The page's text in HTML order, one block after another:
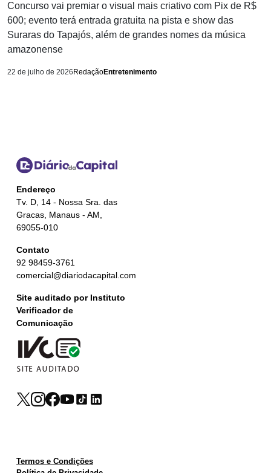
Concurso vai premiar o visual mais criativo com Pix de R$
600; evento terá entrada gratuita na pista e show das
Suraras do Tapajós, além de grandes nomes da música
amazonense
22 de julho de 2026 RedaçãoEntretenimento
Endereço
Tv. D, 14 - Nossa Sra. das
Gracas, Manaus - AM,
69055-010
Contato
92 98459-3761
comercial@diariodacapital.com
Site auditado por Instituto
Verificador de
Comunicação
Termos e Condições